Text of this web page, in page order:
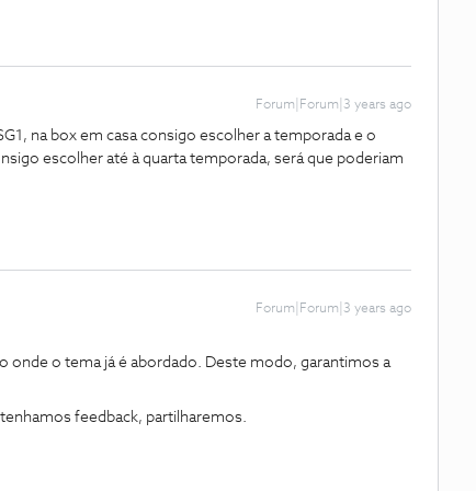
Forum|Forum|3 years ago
na box em casa consigo escolher a temporada e o
escolher até à quarta temporada, será que poderiam
Forum|Forum|3 years ago
onde o tema já é abordado. Deste modo, garantimos a
feedback, partilharemos.